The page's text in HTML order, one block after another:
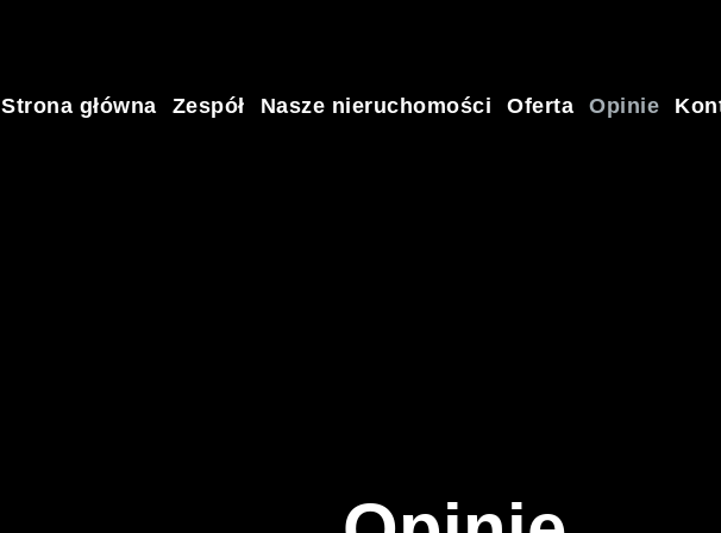
Strona główna Zespół Nasze nieruchomości Oferta Opinie